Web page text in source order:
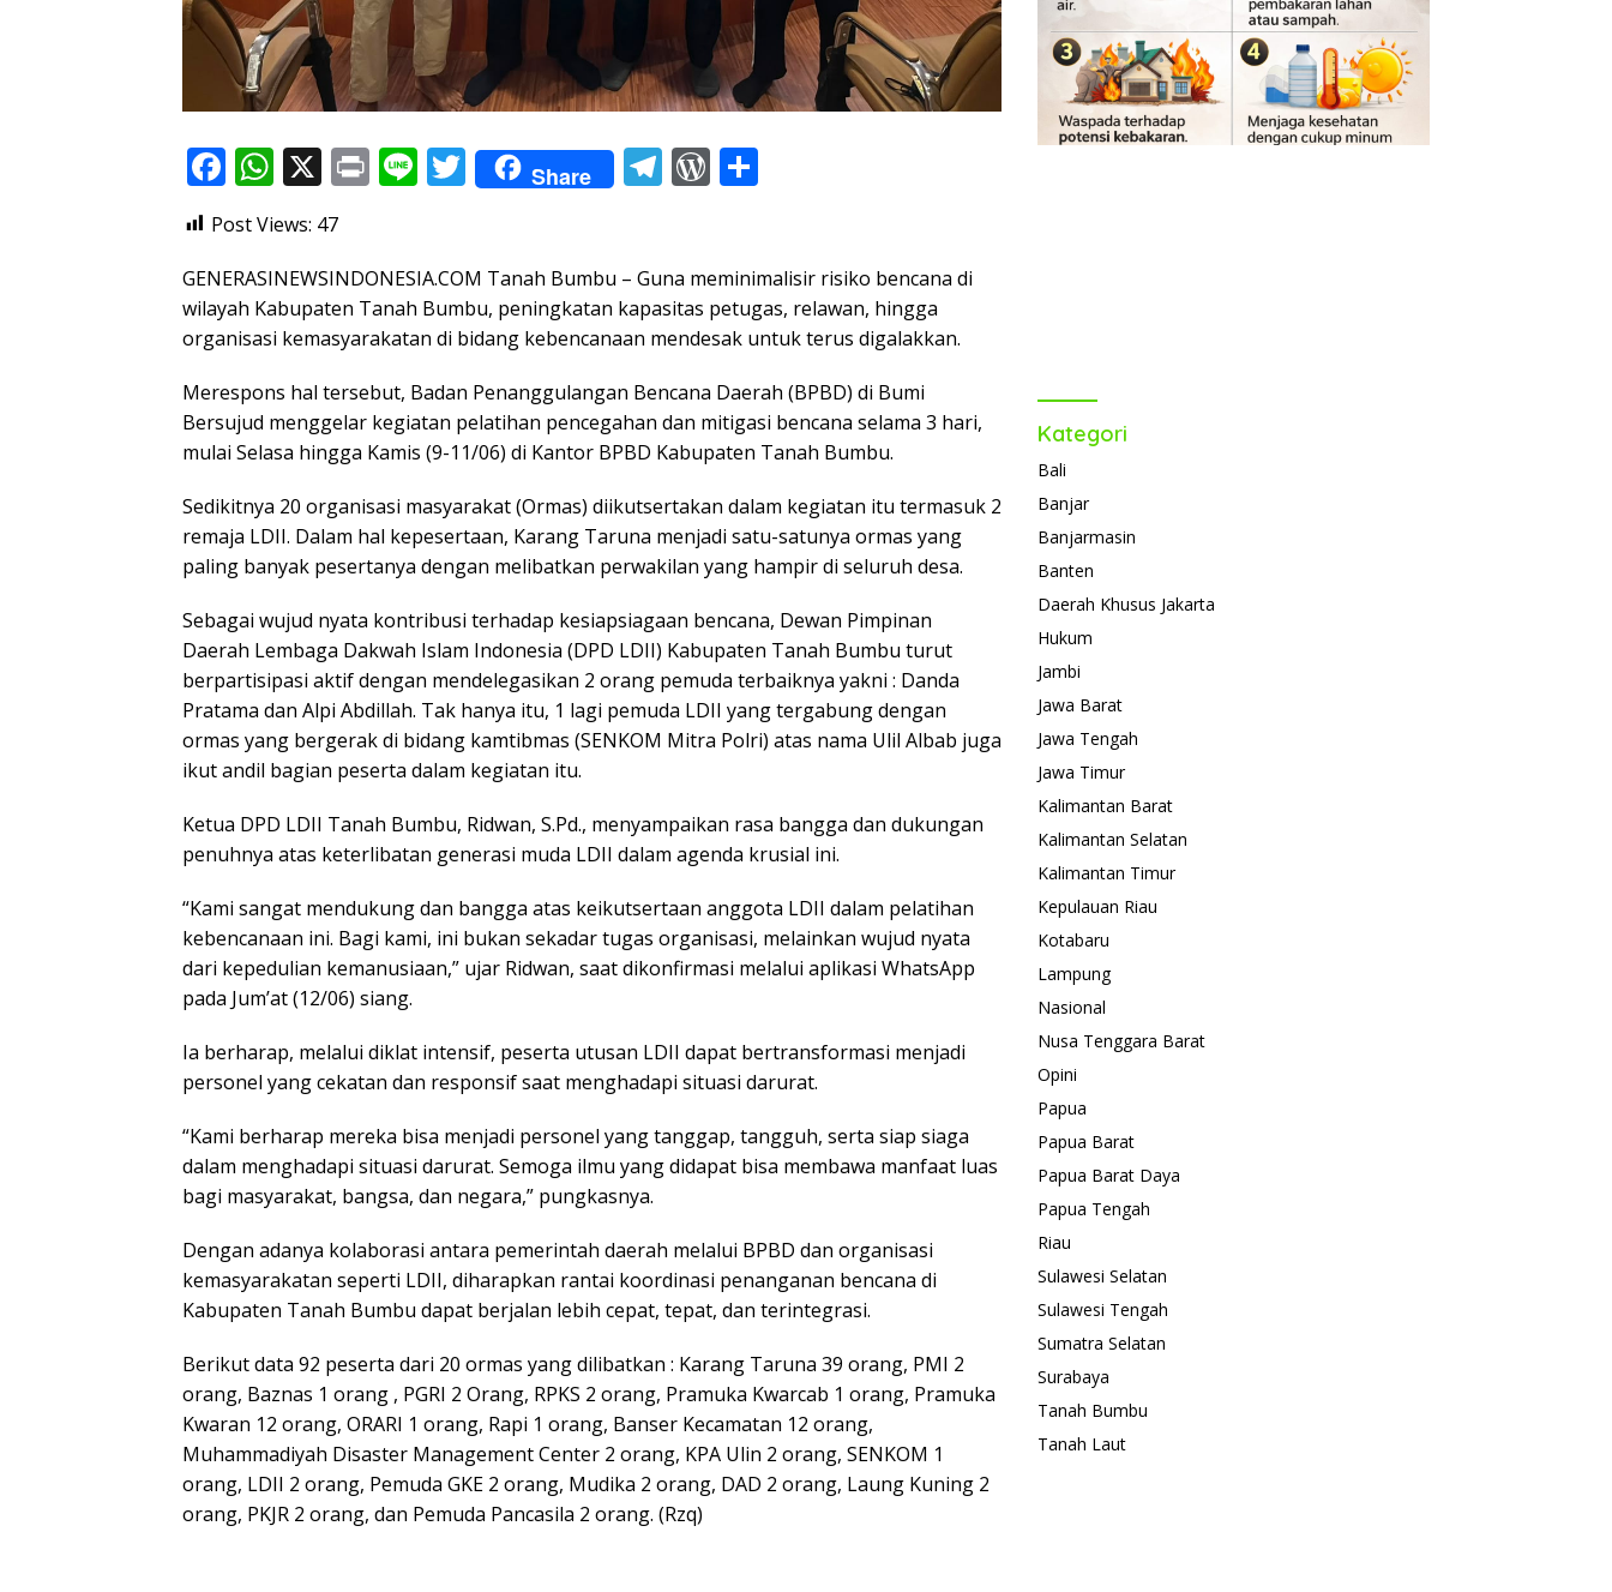
F
ac
e
b
o
o
k
W
at
s
A
p
p
X Pr Li T
w
er
Share T
gr
a
m
W
Pr
e
ss
e
Post Views: 47
GENERASINEWSINDONESIA.COM Tanah Bumbu – Guna meminimalisir risiko bencana di
wilayah Kabupaten Tanah Bumbu, peningkatan kapasitas petugas, relawan, hingga
organisasi kemasyarakatan di bidang kebencanaan mendesak untuk terus digalakkan.
Merespons hal tersebut, Badan Penanggulangan Bencana Daerah (BPBD) di Bumi
Bersujud menggelar kegiatan pelatihan pencegahan dan mitigasi bencana selama 3 hari,
mulai Selasa hingga Kamis (9-11/06) di Kantor BPBD Kabupaten Tanah Bumbu.
Sedikitnya 20 organisasi masyarakat (Ormas) diikutsertakan dalam kegiatan itu termasuk 2
remaja LDII. Dalam hal kepesertaan, Karang Taruna menjadi satu-satunya ormas yang
paling banyak pesertanya dengan melibatkan perwakilan yang hampir di seluruh desa.
Sebagai wujud nyata kontribusi terhadap kesiapsiagaan bencana, Dewan Pimpinan
Daerah Lembaga Dakwah Islam Indonesia (DPD LDII) Kabupaten Tanah Bumbu turut
berpartisipasi aktif dengan mendelegasikan 2 orang pemuda terbaiknya yakni : Danda
Pratama dan Alpi Abdillah. Tak hanya itu, 1 lagi pemuda LDII yang tergabung dengan
ormas yang bergerak di bidang kamtibmas (SENKOM Mitra Polri) atas nama Ulil Albab juga
ikut andil bagian peserta dalam kegiatan itu.
Ketua DPD LDII Tanah Bumbu, Ridwan, S.Pd., menyampaikan rasa bangga dan dukungan
penuhnya atas keterlibatan generasi muda LDII dalam agenda krusial ini.
“Kami sangat mendukung dan bangga atas keikutsertaan anggota LDII dalam pelatihan
kebencanaan ini. Bagi kami, ini bukan sekadar tugas organisasi, melainkan wujud nyata
dari kepedulian kemanusiaan,” ujar Ridwan, saat dikonfirmasi melalui aplikasi WhatsApp
pada Jum’at (12/06) siang.
Ia berharap, melalui diklat intensif, peserta utusan LDII dapat bertransformasi menjadi
personel yang cekatan dan responsif saat menghadapi situasi darurat.
“Kami berharap mereka bisa menjadi personel yang tanggap, tangguh, serta siap siaga
dalam menghadapi situasi darurat. Semoga ilmu yang didapat bisa membawa manfaat luas
bagi masyarakat, bangsa, dan negara,” pungkasnya.
Dengan adanya kolaborasi antara pemerintah daerah melalui BPBD dan organisasi
kemasyarakatan seperti LDII, diharapkan rantai koordinasi penanganan bencana di
Kabupaten Tanah Bumbu dapat berjalan lebih cepat, tepat, dan terintegrasi.
Berikut data 92 peserta dari 20 ormas yang dilibatkan : Karang Taruna 39 orang, PMI 2
orang, Baznas 1 orang , PGRI 2 Orang, RPKS 2 orang, Pramuka Kwarcab 1 orang, Pramuka
Kwaran 12 orang, ORARI 1 orang, Rapi 1 orang, Banser Kecamatan 12 orang,
Muhammadiyah Disaster Management Center 2 orang, KPA Ulin 2 orang, SENKOM 1
orang, LDII 2 orang, Pemuda GKE 2 orang, Mudika 2 orang, DAD 2 orang, Laung Kuning 2
orang, PKJR 2 orang, dan Pemuda Pancasila 2 orang. (Rzq)
Kategori
Bali
Banjar
Banjarmasin
Banten
Daerah Khusus Jakarta
Hukum
Jambi
Jawa Barat
Jawa Tengah
Jawa Timur
Kalimantan Barat
Kalimantan Selatan
Kalimantan Timur
Kepulauan Riau
Kotabaru
Lampung
Nasional
Nusa Tenggara Barat
Opini
Papua
Papua Barat
Papua Barat Daya
Papua Tengah
Riau
Sulawesi Selatan
Sulawesi Tengah
Sumatra Selatan
Surabaya
Tanah Bumbu
Tanah Laut